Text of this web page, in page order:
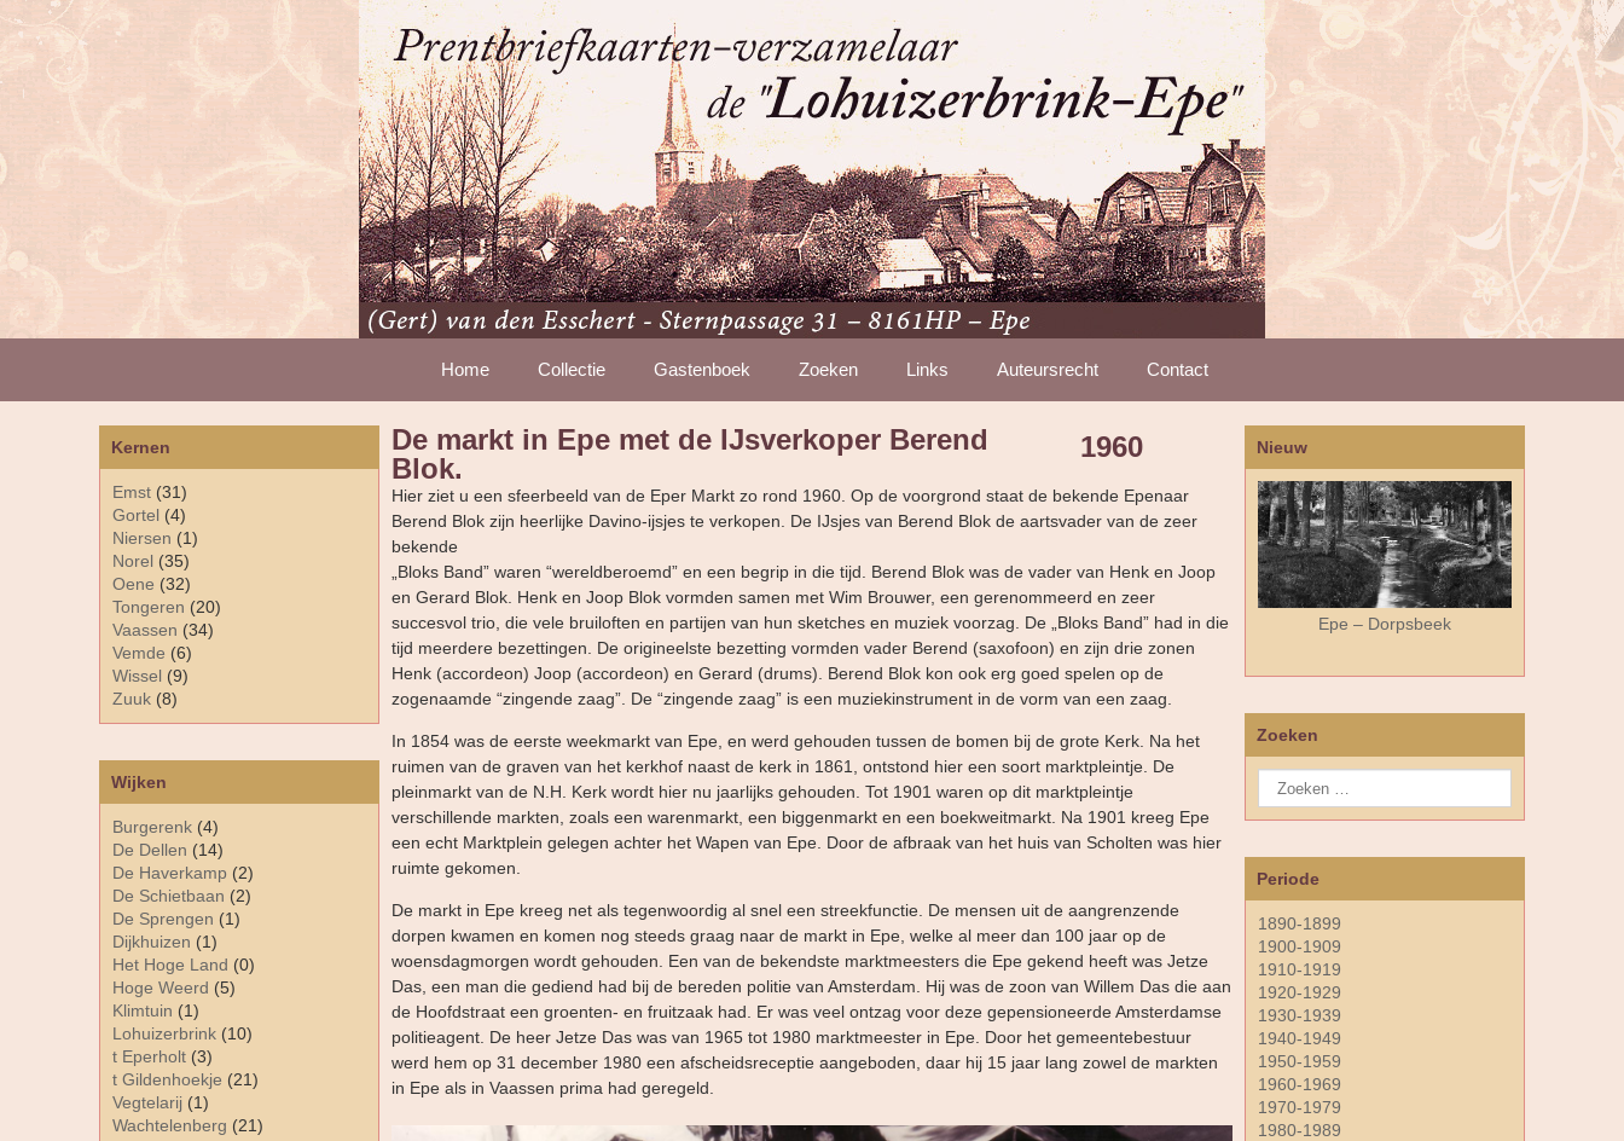
Home Collectie Gastenboek Zoeken Links Auteursrecht Contact
Kernen
Emst (31)
Gortel (4)
Niersen (1)
Norel (35)
Oene (32)
Tongeren (20)
Vaassen (34)
Vemde (6)
Wissel (9)
Zuuk (8)
Wijken
Burgerenk (4)
De Dellen (14)
De Haverkamp (2)
De Schietbaan (2)
De Sprengen (1)
Dijkhuizen (1)
Het Hoge Land (0)
Hoge Weerd (5)
Klimtuin (1)
Lohuizerbrink (10)
t Eperholt (3)
t Gildenhoekje (21)
Vegtelarij (1)
Wachtelenberg (21)
De markt in Epe met de IJsverkoper Berend
Blok.
1960
Hier ziet u een sfeerbeeld van de Eper Markt zo rond 1960. Op de voorgrond staat de bekende Epenaar
Berend Blok zijn heerlijke Davino-ijsjes te verkopen. De IJsjes van Berend Blok de aartsvader van de zeer
bekende
„Bloks Band” waren “wereldberoemd” en een begrip in die tijd. Berend Blok was de vader van Henk en Joop
en Gerard Blok. Henk en Joop Blok vormden samen met Wim Brouwer, een gerenommeerd en zeer
succesvol trio, die vele bruiloften en partijen van hun sketches en muziek voorzag. De „Bloks Band” had in die
tijd meerdere bezettingen. De origineelste bezetting vormden vader Berend (saxofoon) en zijn drie zonen
Henk (accordeon) Joop (accordeon) en Gerard (drums). Berend Blok kon ook erg goed spelen op de
zogenaamde “zingende zaag”. De “zingende zaag” is een muziekinstrument in de vorm van een zaag.
In 1854 was de eerste weekmarkt van Epe, en werd gehouden tussen de bomen bij de grote Kerk. Na het
ruimen van de graven van het kerkhof naast de kerk in 1861, ontstond hier een soort marktpleintje. De
pleinmarkt van de N.H. Kerk wordt hier nu jaarlijks gehouden. Tot 1901 waren op dit marktpleintje
verschillende markten, zoals een warenmarkt, een biggenmarkt en een boekweitmarkt. Na 1901 kreeg Epe
een echt Marktplein gelegen achter het Wapen van Epe. Door de afbraak van het huis van Scholten was hier
ruimte gekomen.
De markt in Epe kreeg net als tegenwoordig al snel een streekfunctie. De mensen uit de aangrenzende
dorpen kwamen en komen nog steeds graag naar de markt in Epe, welke al meer dan 100 jaar op de
woensdagmorgen wordt gehouden. Een van de bekendste marktmeesters die Epe gekend heeft was Jetze
Das, een man die gediend had bij de bereden politie van Amsterdam. Hij was de zoon van Willem Das die aan
de Hoofdstraat een groenten- en fruitzaak had. Er was veel ontzag voor deze gepensioneerde Amsterdamse
politieagent. De heer Jetze Das was van 1965 tot 1980 marktmeester in Epe. Door het gemeentebestuur
werd hem op 31 december 1980 een afscheidsreceptie aangeboden, daar hij 15 jaar lang zowel de markten
in Epe als in Vaassen prima had geregeld.
Nieuw
Epe – Dorpsbeek
Zoeken
Periode
1890-1899
1900-1909
1910-1919
1920-1929
1930-1939
1940-1949
1950-1959
1960-1969
1970-1979
1980-1989